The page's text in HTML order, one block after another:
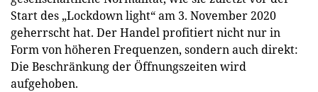
Start des „Lockdown light“ am 3. November 2020
geherrscht hat. Der Handel profitiert nicht nur in
Form von höheren Frequenzen, sondern auch direkt:
Die Beschränkung der Öffnungszeiten wird
aufgehoben.